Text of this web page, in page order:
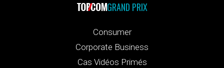
GRAND PRIX
Consumer
Corporate Business
Cas Vidéos Primés